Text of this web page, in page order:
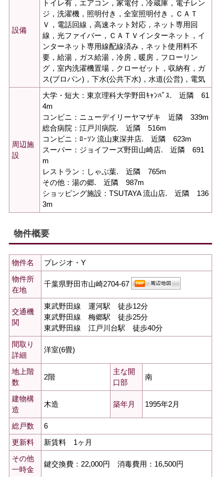
設備
トイレ有，エアコン，家電付，冷蔵庫，電子レン
ジ，洗濯機，照明付き，全室照明付き，ＣＡＴ
Ｖ，電話回線，高速ネット対応，ネット専用回
線，光ファイバー，ＣＡＴＶインターネット，イ
ンターネット専用線配線済み，ネット使用料不
要，給湯，ガス給湯，冷房，暖房，フローリン
グ，室内洗濯機置場，クローゼット，収納有，ガ
ス(プロパン)，下水(公共下水)，水道(公営)，電気
周辺施
設
大学・短大：東京理科大学野田ｷｬﾝﾊﾟｽ. 近隣 61
4m
コンビニ：ニューデイリーヤマザキ 近隣 339m
総合病院：江戸川病院. 近隣 516m
コンビニ：ﾛｰｿﾝ 流山東深井店. 近隣 623m
スーパー：ジョイフーズ野田山崎店. 近隣 691
m
レストラン：しゃぶ葉. 近隣 765m
その他：湯の郷. 近隣 987m
ショッピング施設：TSUTAYA 流山店. 近隣 136
3m
物件概要
物件名 プレジオ・Y
物件所
在地
千葉県野田市山崎2704-67
交通機
関
東武野田線 運河駅 徒歩12分
東武野田線 梅郷駅 徒歩25分
東武野田線 江戸川台駅 徒歩40分
間取り
詳細
洋室(6畳)
地上階
数
2階
主な開
口部
南
建物構
造
木造 築年月 1995年2月
総戸数 6
更新料 新賃料 1ヶ月
その他
一時金
鍵交換費：22,000円 消毒費用：16,500円